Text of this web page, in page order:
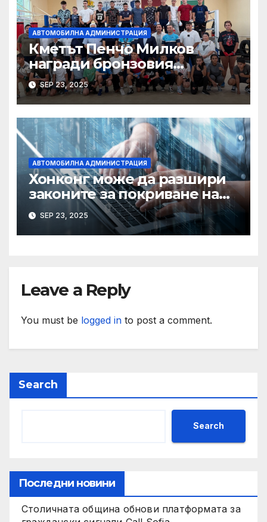
АВТОМОБИЛНА АДМИНИСТРАЦИЯ
Кметът Пенчо Милков
награди бронзовия
медалист от Световното по
бокс Радослав Росенов
SEP 23, 2025
АВТОМОБИЛНА АДМИНИСТРАЦИЯ
Хонконг може да разшири
законите за покриване на
използването на ИИ при
сексуални престъпления,
казва началникът на
SEP 23, 2025
Leave a Reply
You must be logged in to post a comment.
Search
Search
Последни новини
Столичната община обнови платформата за